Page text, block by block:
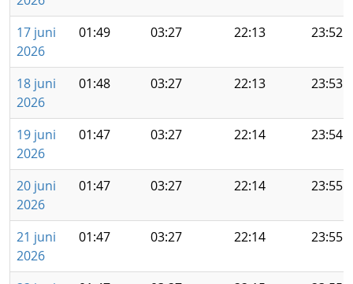
17 juni
2026
01:49 03:27 22:13 23:52
18 juni
2026
01:48 03:27 22:13 23:53
19 juni
2026
01:47 03:27 22:14 23:54
20 juni
2026
01:47 03:27 22:14 23:55
21 juni
2026
01:47 03:27 22:14 23:55